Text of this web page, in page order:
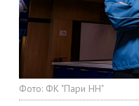
Фото: ФК "Пари НН"